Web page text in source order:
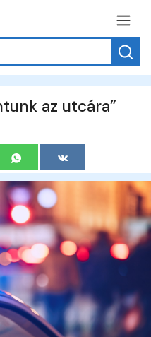
az utcára”